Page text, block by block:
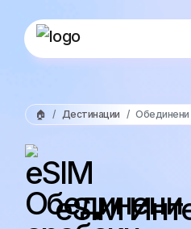
🏠 Дестинации Обединени
eSIM